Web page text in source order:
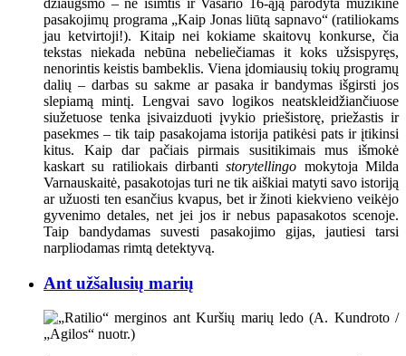
džiaugsmo – ne išimtis ir Vasario 16-ąją parodyta muzikinė
pasakojimų programa „Kaip Jonas liūtą sapnavo“ (ratiliokams
jau ketvirtoji!). Kitaip nei kokiame skaitovų konkurse, čia
tekstas niekada nebūna nebeliečiamas it koks užsispyręs,
nenorintis keistis bambeklis. Viena įdomiausių tokių programų
dalių – darbas su sakme ar pasaka ir bandymas išgirsti jos
slepiamą mintį. Lengvai savo logikos neatskleidžiančiuose
siužetuose tenka įsivaizduoti įvykio priešistorę, priežastis ir
pasekmes – tik taip pasakojama istorija patikėsi pats ir įtikinsi
kitus. Kaip dar pačiais pirmais susitikimais mus išmokė
kaskart su ratiliokais dirbantistorytellingo mokytoja Milda
Varnauskaitė, pasakotojas turi ne tik aiškiai matyti savo istoriją
ar užuosti ten esančius kvapus, bet ir žinoti kiekvieno veikėjo
gyvenimo detales, net jei jos ir nebus papasakotos scenoje.
Taip bandydamas suvesti pasakojimo gijas, jautiesi tarsi
narpliodamas rimtą detektyvą.
Ant užšalusių marių